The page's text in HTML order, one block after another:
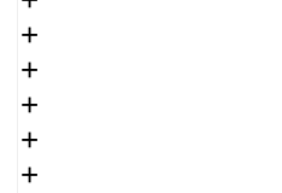
+
+
+
+
+